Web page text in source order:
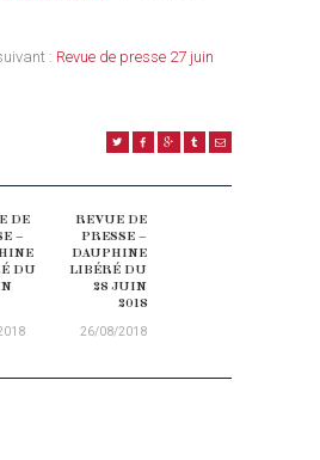
: Revue de presse 27 juin
post:
DE
–
DU
Next post:
REVUE DE
PRESSE –
DAUPHINE
LIBÉRÉ DU
28 JUIN
2018
26/08/2018